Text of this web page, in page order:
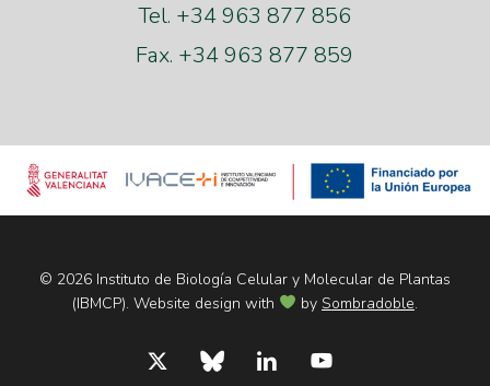
Tel. +34 963 877 856
Fax. +34 963 877 859
© 2026 Instituto de Biología Celular y Molecular de Plantas
(IBMCP). Website design with
by Sombradoble.
x-
bluesky linkedin youtube